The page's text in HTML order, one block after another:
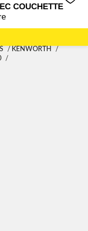
KENWORTH